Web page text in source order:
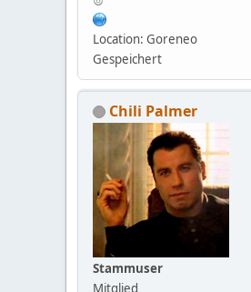
Location: Goreneo
Gespeichert
Chili Palmer
Stammuser
Mitglied